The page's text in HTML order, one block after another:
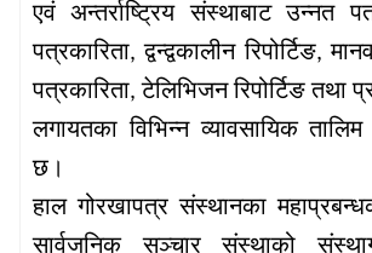
एवं अन्तर्राष्ट्रिय संस्थाबाट उन्नत
पत्रकारिता,द्वन्द्वकालीन रिपोर्टिङ,
पत्रकारिता,टेलिभिजन रिपोर्टिङ तथा
लगायतका विभिन्न व्यावसायिक तालिम
छ।
हाल गोरखापत्र संस्थानका
सार्वजनिक
सञ्चार संस्थाको